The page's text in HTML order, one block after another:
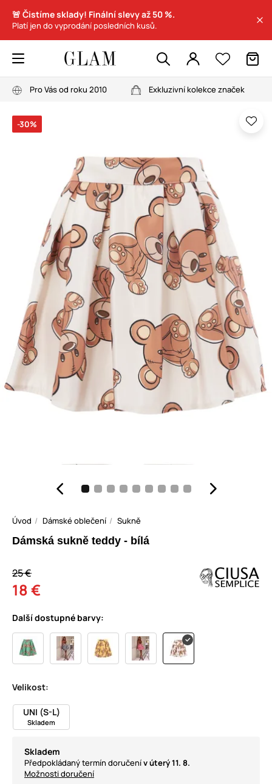
🚨 Čistíme sklady! Finální slevy až 50 %.
Platí jen do vyprodání posledních kusů.
Pro Vás od roku 2010 Exkluzivní kolekce značek
-30%
Úvod Dámské oblečení Sukně
Dámská sukně teddy - bílá
25 €
18 €
Další dostupné barvy:
Velikost:
UNI (S-L)
Skladem
Skladem
Předpokládaný termín doručenív úterý 11. 8.
Možnosti doručení